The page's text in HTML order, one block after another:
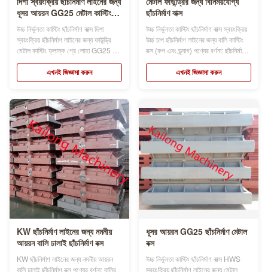
ধূসর আয়রন GG25 মেটাল কাস্টিং
ফ্লাস্ক
উচ্চ নির্ভুলতা কাস্টিং ছাঁচনির্মাণ বাক্স দিশা
স্বয়ংক্রিয় ছাঁচনির্মাণ লাইনের জন্য ফাউন্ড্রি
মেটাল কাস্টিং ফ্লাস্ক গ্রে লোহা GG25 ছাঁচ
বাক্সের নাম ছাঁচনির্মাণ ফ্লাস্ক, ছাঁচনির্মাণ
ফ্লাস্ক, বালি ফ্লাস্ক, বালি বাক্স, যা স্বয়ংক্রিয়
বা ডেমি-স্বয়ংক্রিয় ছাঁচনির্মাণ লাইন ব্যবহার
এখনই জিজ্ঞাসা করুন
ছাঁচনির্মাণ বাক্স
উচ্চ নির্ভুলতা কাস্টিং ছাঁচনির্মাণ বাক্স স্বয়ংক্রিয়
উচ্চ চাপ ছাঁচনির্মাণ লাইনের জন্য বালি কাস্টিং
বক্স (কপ এবং ড্র্যাগ) পণ্যের বর্ণনা: ছাঁচনির্মাণ
বাক্সের নাম ছাঁচনির্মাণ ফ্লাস্ক, ছাঁচ ফ্লাস্ক,
বালি ফ্লাস্ক, বালি বাক্স, যা স্বয়ংক্রিয় বা ডেমি-
স্বয়ংক্রিয় ingালাই লাইন ব্যবহার করে
এখনই জিজ্ঞাসা করুন
KW ছাঁচনির্মাণ লাইনের জন্য নমনীয়
আয়রন বালি ঢালাই ছাঁচনির্মাণ বক্স
KW ছাঁচনির্মাণ লাইনের জন্য নমনীয় আয়রন
বালি ঢালাই ছাঁচনির্মাণ বক্স পণ্যের বর্ণনা: বালির
ধূসর আয়রন GG25 ছাঁচনির্মাণ মেটাল
বক্স
উচ্চ নির্ভুলতা কাস্টিং ছাঁচনির্মাণ বাক্স HWS
স্বয়ংক্রিয় ছাঁচনির্মাণ লাইনের জন্য মেটাল